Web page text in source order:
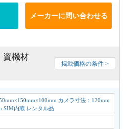
メーカーに問い合わせる
資機材
掲載価格の条件 >
カメラ寸法：120mm
SIM内蔵 レンタル品